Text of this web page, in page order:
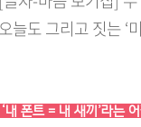
오늘도 그리고 짓는 ‘
‘내 폰트 = 내 새끼’라는